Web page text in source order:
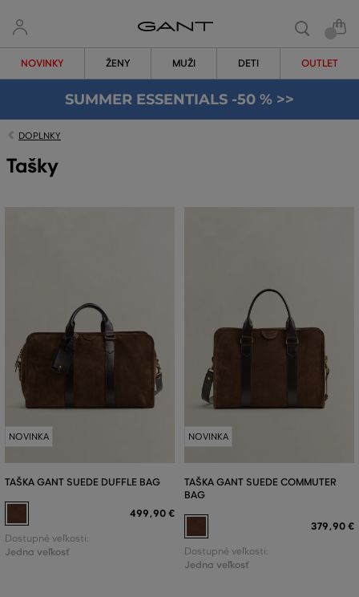
NOVINKY ŽENY MUŽI DETI OUTLET
SUMMER ESSENTIALS -50 % >>
DOPLNKY
Tašky
NOVINKA
TAŠKA GANT SUEDE DUFFLE BAG
499,90 €
Dostupné veľkosti:
Jedna veľkosť
NOVINKA
TAŠKA GANT SUEDE COMMUTER
BAG
379,90 €
Dostupné veľkosti:
Jedna veľkosť